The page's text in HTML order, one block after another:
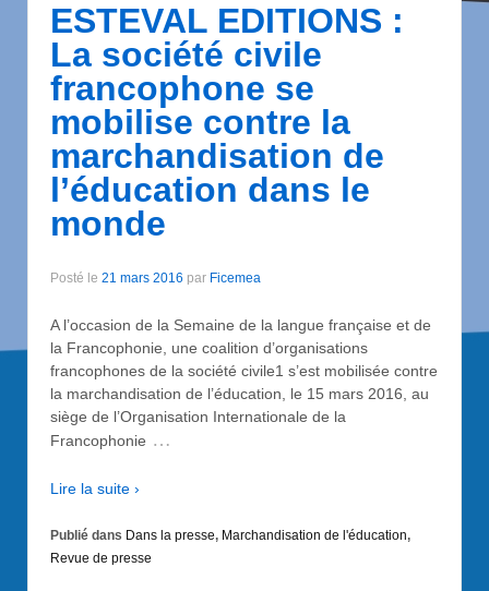
ESTEVAL EDITIONS :
La société civile
francophone se
mobilise contre la
marchandisation de
l’éducation dans le
monde
Posté le 21 mars 2016 par Ficemea
A l’occasion de la Semaine de la langue française et de
la Francophonie, une coalition d’organisations
francophones de la société civile1 s’est mobilisée contre
la marchandisation de l’éducation, le 15 mars 2016, au
siège de l’Organisation Internationale de la
Francophonie …
Lire la suite ›
Publié dans Dans la presse, Marchandisation de l'éducation,
Revue de presse